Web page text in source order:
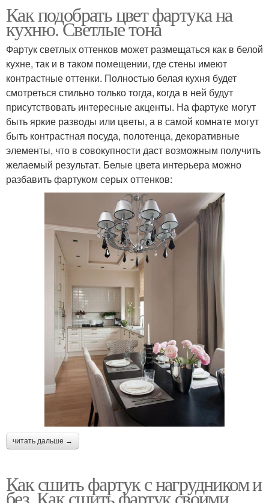
Как подобрать цвет фартука на
кухню. Светлые тона
Фартук светлых оттенков может размещаться как в белой
кухне, так и в таком помещении, где стены имеют
контрастные оттенки. Полностью белая кухня будет
смотреться стильно только тогда, когда в ней будут
присутствовать интересные акценты. На фартуке могут
быть яркие разводы или цветы, а в самой комнате могут
быть контрастная посуда, полотенца, декоративные
элементы, что в совокупности даст возможным получить
желаемый результат. Белые цвета интерьера можно
разбавить фартуком серых оттенков:
читать дальше →
Как сшить фартук с нагрудником и